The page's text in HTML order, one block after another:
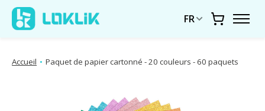
FR Chariot
Accueil • Paquet de papier cartonné - 20 couleurs - 60 paquets